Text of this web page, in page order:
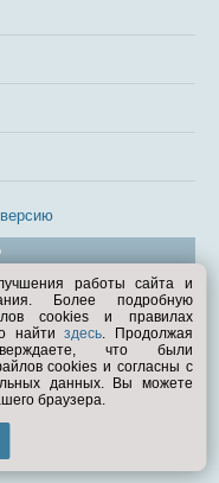
работы сайта и
Более подробную
cookies и правилах
найтиздесь. Продолжая
что были
cookies и согласны с
данных. Вы можете
браузера.